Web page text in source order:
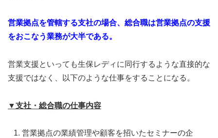
営業拠点を管轄する支社の場合、総合職は営業拠点の支援
をおこなう業務が大半である。
営業支援といっても生保レディに同行するような直接的な
支援ではなく、以下のような仕事をすることになる。
▼支社・総合職の仕事内容
営業拠点の業績管理や顧客を招いたセミナーの企